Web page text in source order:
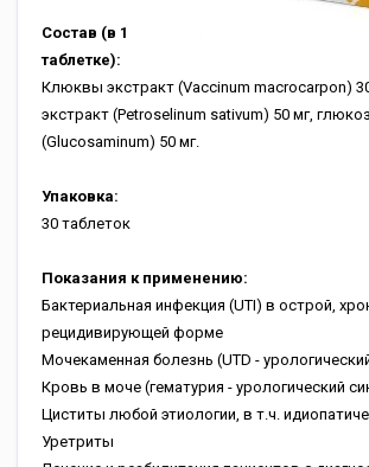
Состав (в 1
таблетке):
Клюквы экстракт (Vaccinum macrocarpon)
экстракт (Petroselinum sativum) 50 мг,
(Glucosaminum) 50 мг.
Упаковка:
30 таблеток
Показания к применению:
Бактериальная инфекция (UTI) в острой,
рецидивирующей форме
Мочекаменная болезнь (UTD -
Кровь в моче (гематурия - урологический
Циститы любой этиологии, в т.ч.
Уретриты